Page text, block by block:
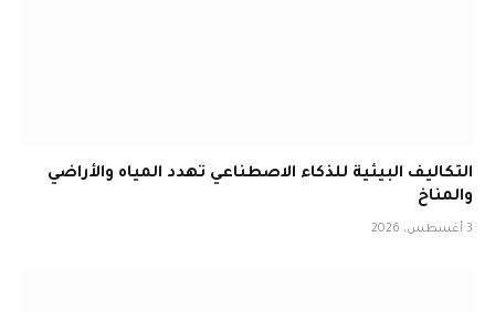
التكاليف البيئية للذكاء الاصطناعي تهدد المياه والأراضي
والمناخ
3 أغسطس، 2026